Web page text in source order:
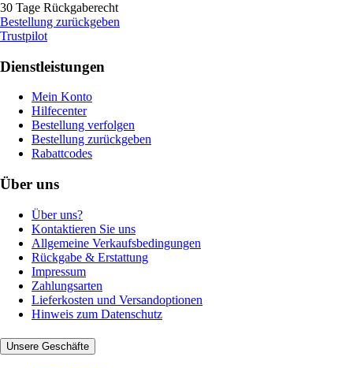
30 Tage Rückgaberecht
Bestellung zurückgeben
Trustpilot
Dienstleistungen
Mein Konto
Hilfecenter
Bestellung verfolgen
Bestellung zurückgeben
Rabattcodes
Über uns
Über uns?
Kontaktieren Sie uns
Allgemeine Verkaufsbedingungen
Rückgabe & Erstattung
Impressum
Zahlungsarten
Lieferkosten und Versandoptionen
Hinweis zum Datenschutz
Unsere Geschäfte